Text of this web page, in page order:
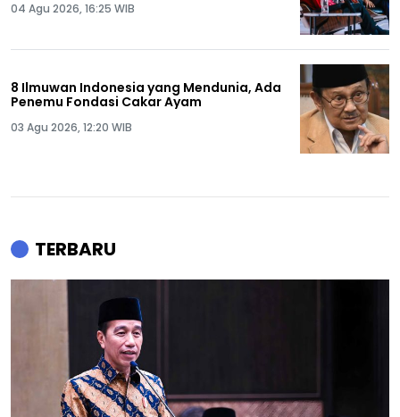
04 Agu 2026, 16:25 WIB
8 Ilmuwan Indonesia yang Mendunia, Ada
Penemu Fondasi Cakar Ayam
03 Agu 2026, 12:20 WIB
TERBARU